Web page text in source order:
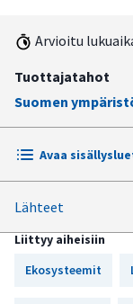
Arvioitu
Tuottajatahot
Suomen
Avaa
Tunturit ovat
Metsänrajan
Lumesta
Lähteet
Liittyy aiheisiin
Ekosysteemit